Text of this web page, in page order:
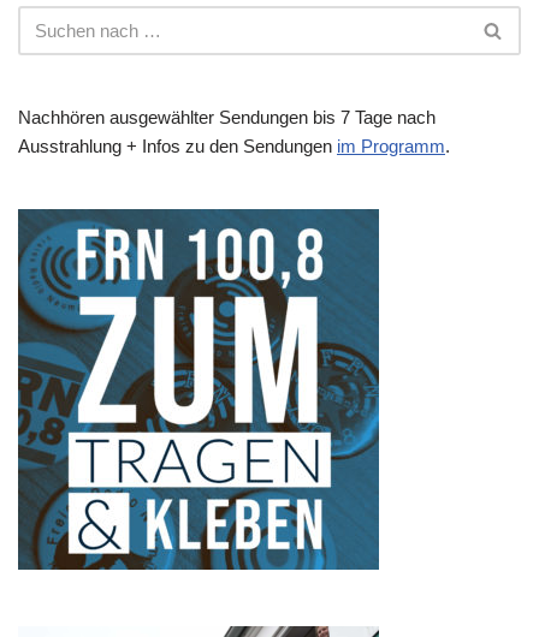
Nachhören ausgewählter Sendungen bis 7 Tage nach
Ausstrahlung + Infos zu den Sendungen im Programm.